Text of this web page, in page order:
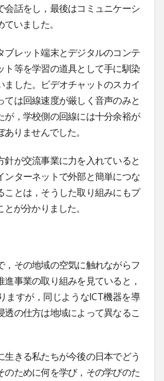
会話をし，最後はコミュニケーシ
いました。
レット端末とデジタルのコンテ
ト等を学習の道具として手に馴染
ました。ビデオチャットのスカイ
ては回線速度が厳しく音声のみと
が，学校側の回線には十分余裕が
りませんでした。
が交流事業に力を入れていると
ンターネットで外部と簡単につな
ことは，そうした取り組みにもプ
が分かりました。
その地域の空気に触れながらフ
進事業の取り組みを見ていると，
ますが，同じようなICT機器を導
透の仕方は地域によって異なるこ
きる私たちが今後の日本でどう
のために何を学び，その学びのた